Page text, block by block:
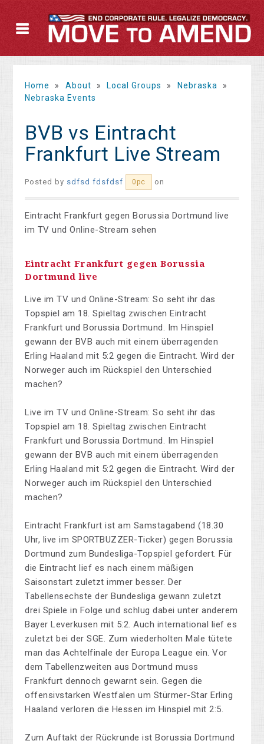
Home » About » Local Groups » Nebraska
»
Nebraska Events
BVB vs Eintracht
Frankfurt Live Stream
Posted by sdfsd fdsfdsf 0pc on
Eintracht Frankfurt gegen Borussia Dortmund live
im TV und Online-Stream sehen
Eintracht Frankfurt gegen Borussia
Dortmund live
Live im TV und Online-Stream: So seht ihr das
Topspiel am 18. Spieltag zwischen Eintracht
Frankfurt und Borussia Dortmund. Im Hinspiel
gewann der BVB auch mit einem überragenden
Erling Haaland mit 5:2 gegen die Eintracht. Wird der
Norweger auch im Rückspiel den Unterschied
machen?
Live im TV und Online-Stream: So seht ihr das
Topspiel am 18. Spieltag zwischen Eintracht
Frankfurt und Borussia Dortmund. Im Hinspiel
gewann der BVB auch mit einem überragenden
Erling Haaland mit 5:2 gegen die Eintracht. Wird der
Norweger auch im Rückspiel den Unterschied
machen?
Eintracht Frankfurt ist am Samstagabend (18.30
Uhr, live im SPORTBUZZER-Ticker) gegen Borussia
Dortmund zum Bundesliga-Topspiel gefordert. Für
die Eintracht lief es nach einem mäßigen
Saisonstart zuletzt immer besser. Der
Tabellensechste der Bundesliga gewann zuletzt
drei Spiele in Folge und schlug dabei unter anderem
Bayer Leverkusen mit 5:2. Auch international lief es
zuletzt bei der SGE. Zum wiederholten Male tütete
man das Achtelfinale der Europa League ein. Vor
dem Tabellenzweiten aus Dortmund muss
Frankfurt dennoch gewarnt sein. Gegen die
offensivstarken Westfalen um Stürmer-Star Erling
Haaland verloren die Hessen im Hinspiel mit 2:5.
Zum Auftakt der Rückrunde ist Borussia Dortmund